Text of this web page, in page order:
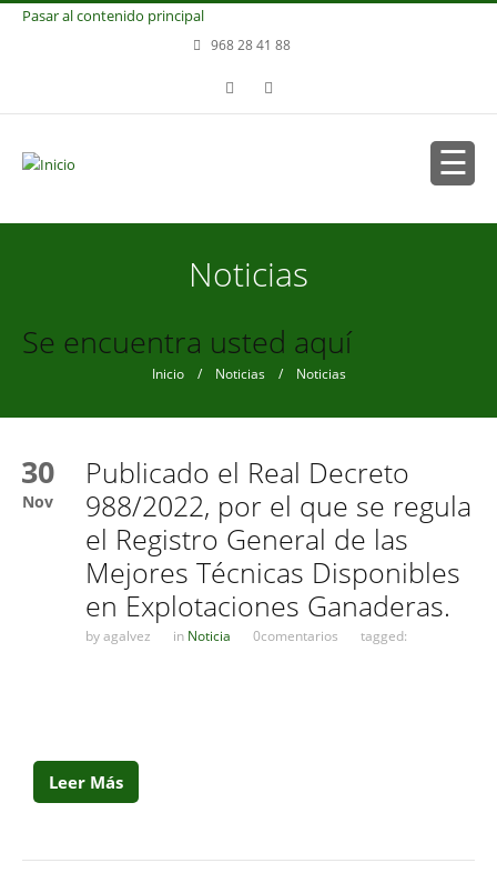
Pasar al contenido principal
968 28 41 88
Noticias
Se encuentra usted aquí
Inicio/ Noticias/ Noticias
30
Nov
Publicado el Real Decreto
988/2022, por el que se regula
el Registro General de las
Mejores Técnicas Disponibles
en Explotaciones Ganaderas.
byagalvez in Noticia 0comentarios tagged:
Leer Más